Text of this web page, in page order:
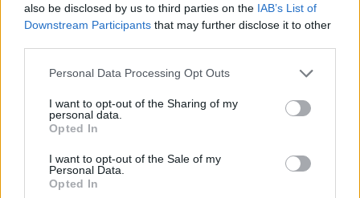
also be disclosed by us to third parties on the IAB’s List of
Downstream Participants that may further disclose it to other
Personal Data Processing Opt Outs
I want to opt-out of the Sharing of my
personal data.
Opted In
I want to opt-out of the Sale of my
Personal Data.
Opted In
MERGER & ACQUISITION MADTECH